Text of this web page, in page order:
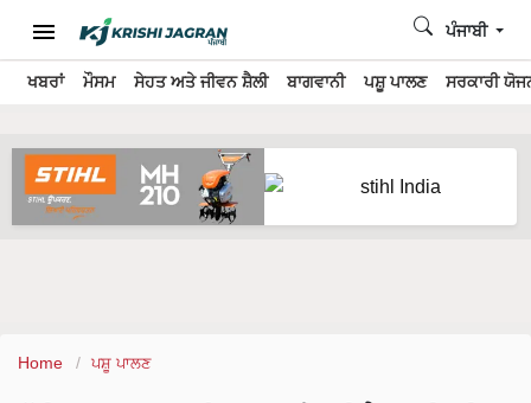
ਖਬਰਾਂ ਮੌਸਮ ਸੇਹਤ ਅਤੇ ਜੀਵਨ ਸ਼ੈਲੀ ਬਾਗਵਾਨੀ ਪਸ਼ੂ ਪਾਲਣ ਸਰਕਾਰੀ
ਪੰਜਾਬੀ
Home ਪਸ਼ੂ ਪਾਲਣ